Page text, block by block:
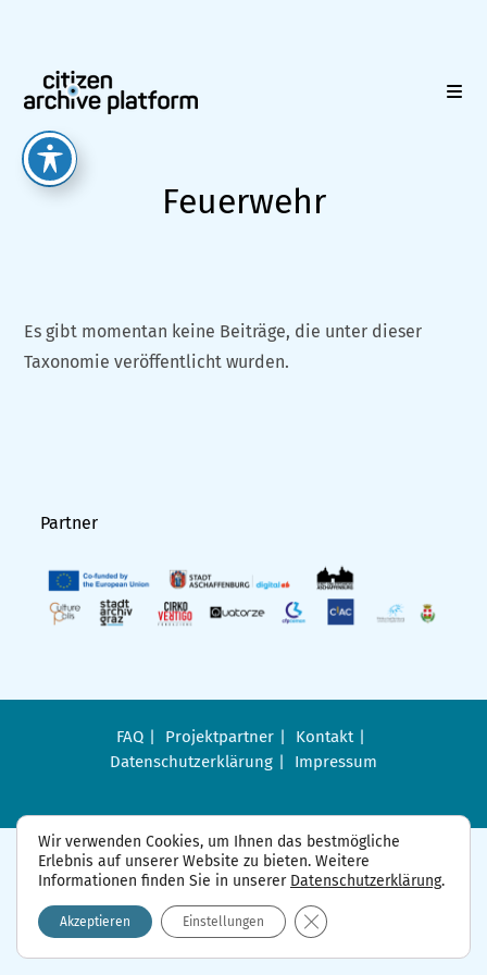
springen
Feuerwehr
Es gibt momentan keine Beiträge, die unter dieser
Taxonomie veröffentlicht wurden.
Partner
FAQ Projektpartner
Kontakt
Datenschutzerklärung
Impressum
Wir verwenden Cookies, um Ihnen das bestmögliche
Erlebnis auf unserer Website zu bieten. Weitere
Informationen finden Sie in unserer Datenschutzerklärung.
Akzeptieren Einstellungen GDPR Cookie-Banner